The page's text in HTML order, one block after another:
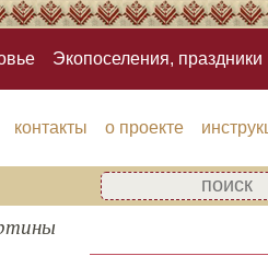
Экопоселения, праздники
контакты о проекте